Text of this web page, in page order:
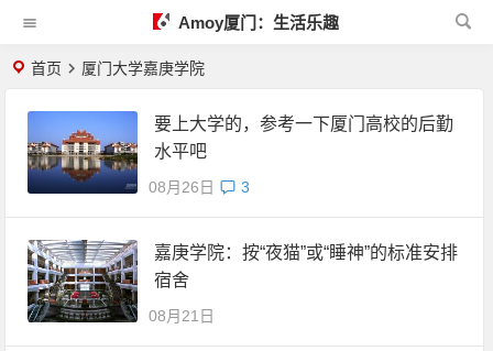
Amoy厦门：生活乐趣
首页 厦门大学嘉庚学院
要上大学的，参考一下厦门高校的后勤
水平吧
08月26日 3
嘉庚学院：按“夜猫”或“睡神”的标准安排
宿舍
08月21日